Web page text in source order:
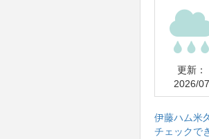
更新：
2026/07
伊藤ハム米
チェックで